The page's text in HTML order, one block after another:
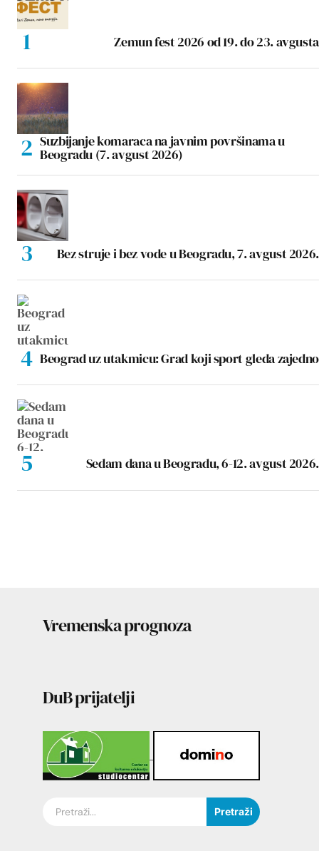
Zemun fest 2026 od 19. do 23. avgusta
Suzbijanje komaraca na javnim površinama u
Beogradu (7. avgust 2026)
Bez struje i bez vode u Beogradu, 7. avgust 2026.
Beograd uz utakmicu: Grad koji sport gleda zajedno
Sedam dana u Beogradu, 6-12. avgust 2026.
Vremenska prognoza
DuB prijatelji
Pretraži